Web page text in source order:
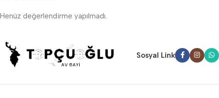
Henüz değerlendirme yapılmadı.
Sosyal Link